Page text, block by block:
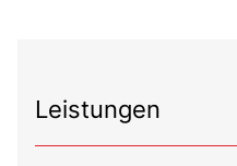
Leistungen